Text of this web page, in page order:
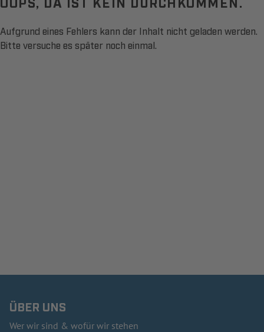
Aufgrund eines Fehlers kann der Inhalt nicht geladen werden.
Bitte versuche es später noch einmal.
ÜBER UNS
Wer wir sind & wofür wir stehen